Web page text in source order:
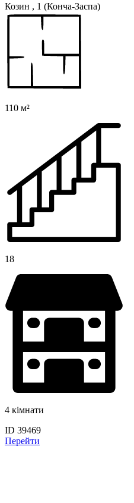
Козин , 1 (Конча-Заспа)
110 м²
18
4 кімнати
ID 39469
Перейти